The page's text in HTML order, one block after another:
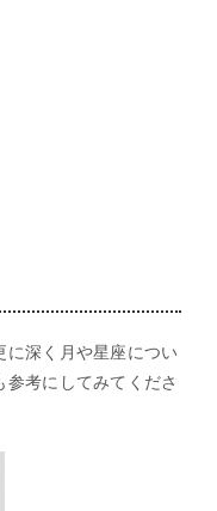
深く月や星座につい
考にしてみてくださ